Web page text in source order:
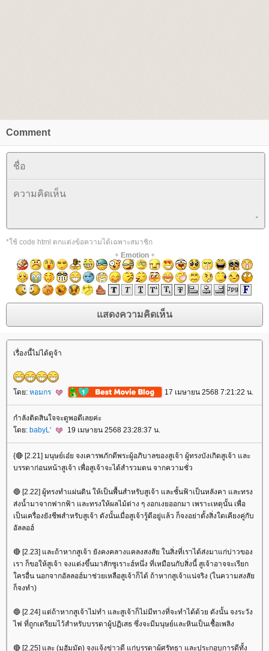
Comment
*ใช้ code html ตกแต่งข้อความได้เฉพาะสมาชิก
+ Emotion+
เรื่องนี้ไม่ได้ดูจ้า
ดย: หอมกร 17 เมษายน 2568 7:21:22 น.
กำลังติดสินใจจะดูพอดีเลยค่ะ
ดย: babyL' 19 เมษายน 2568 23:28:37 น.
{🔴 [2.21] มนุษย์เอ๋ย จงเคารพภักดีพระผู้อภิบาลของสูเจ้า ผู้ทรงบังเกิดสูเจ้า และ
บรรดาก่อนหน้าสูเจ้า เพื่อสูเจ้าจะได้สำรวมตน จากความชั่ว
🔵 [2.22] ผู้ทรงทำแผ่นดิน ให้เป็นพื้นสำหรับสูเจ้า และชั้นฟ้าเป็นหลังคา และทรง
ส่งน้ำมาจากฟากฟ้า และทรงให้ผลไม้ต่าง ๆ งอกเงยออกมา เพราะเหตุนั้น เพื่อ
เป็นเครื่องยังชีพสำหรับสูเจ้า ดังนั้นเมื่อสูเจ้ารู้ดีอยู่แล้ว ก็จงอย่าตั้งสิ่งใดเคียงคู่กับ
อัลลอฮ์
🔴 [2.23] และถ้าหากสูเจ้า ยังคงคลางแคลงสงสัย ในสิ่งที่เราได้ส่งมาแก่บ่าวของ
เรา ก็ขอให้สูเจ้า จงแต่งขึ้นมาสักซูเราะฮ์หนึ่ง ที่เหมือนกับสิ่งนี้ สูเจ้าอาจจะเรียก
ครอื่น นอกจากอัลลอฮ์มาช่วยเหลือสูเจ้าก็ได้ ถ้าหากสูเจ้าแน่จริง (ในความสงสั
ก็จงทำ)
🔵 [2.24] แต่ถ้าหากสูเจ้าไม่ทำ และสูเจ้าก็ไม่มีทางที่จะทำได้ด้วย ดังนั้น จงระวัง
ไฟ ที่ถูกเตรียมไว้สำหรับบรรดาผู้ปฏิเสธ ซึ่งจะมีมนุษย์และหินเป็นเชื้อเพลิง
🔴 [2.25] และ (มุฮัมมัด) จงแจ้งข่าวดี แก่บรรดาผู้ศรัทธา และประกอบการดีทั้ง